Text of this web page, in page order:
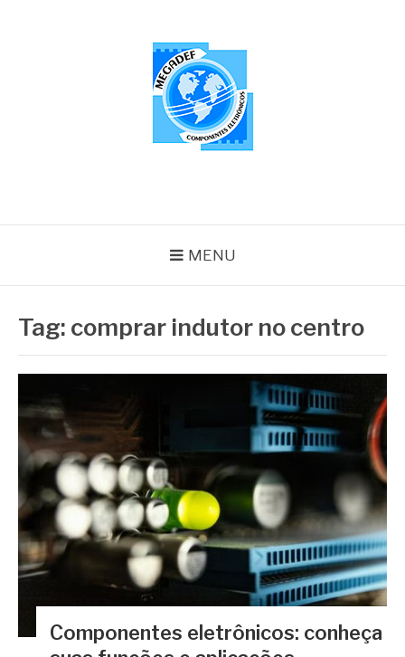
MENU
Tag: comprar indutor no centro
Componentes eletrônicos: conheça